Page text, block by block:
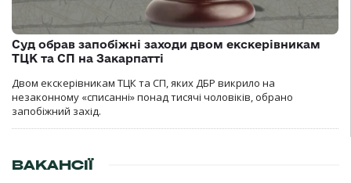
Суд обрав запобіжні заходи двом екскерівникам
ТЦК та СП на Закарпатті
Двом екскерівникам ТЦК та СП, яких ДБР викрило на
незаконному «списанні» понад тисячі чоловіків, обрано
запобіжний захід.
ВАКАНСІЇ